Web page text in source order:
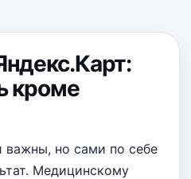
кроме
важны, но сами по себе
Медицинскому